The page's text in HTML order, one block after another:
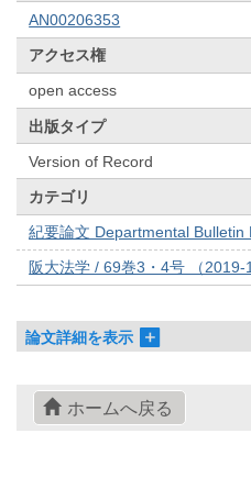
AN00206353
アクセス権
open access
出版タイプ
Version of Record
カテゴリ
紀要論文 Departmental Bulletin
阪大法学 / 69巻3・4号 （2019-
論文詳細を表示
ホームへ戻る